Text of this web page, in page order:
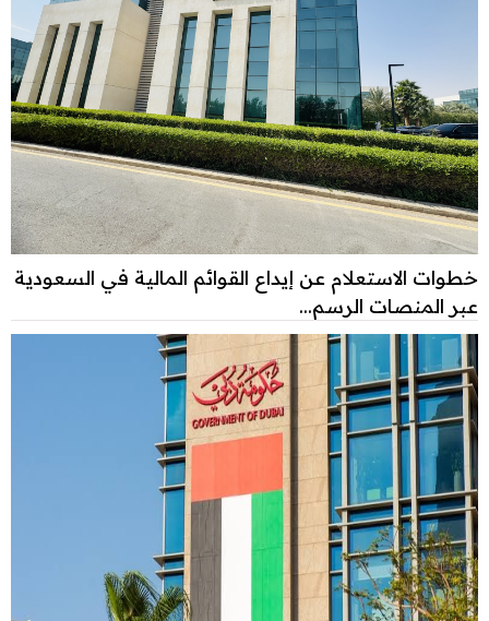
خطوات الاستعلام عن إيداع القوائم المالية في السعودية
عبر المنصات الرسم...